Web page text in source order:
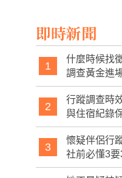
即時新聞
1
什麼時候找
調查黃金進
2
行蹤調查時
與住宿紀錄
3
懷疑伴侶行
社前必懂3